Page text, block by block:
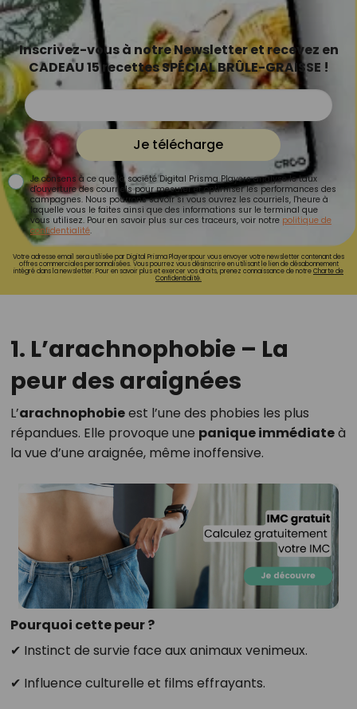
Inscrivez-vous à notre Newsletter et recevez en
CADEAU 15 recettes SPÉCIAL BRÛLE-GRAISSE !
Je télécharge
Je consens à ce que la société Digital Prisma Players analyse le taux
d'ouverture des courriels pour mesurer et optimiser les performances des
campagnes. Nous pourrons savoir si vous ouvrez les courriels, l'heure à
laquelle vous le faites ainsi que des informations sur le terminal que
vous utilisez. Pour en savoir plus sur ces traceurs, voir notre politique de
confidentialité.
Votre adresse email sera utilisée par Digital Prisma Playerspour vous envoyer votre newsletter contenant des
offres commerciales personnalisées. Vous pourrez vous désinscrire en utilisant le lien de désabonnement
intégré dans la newsletter. Pour en savoir plus et exercer vos droits, prenez connaissance de notreCharte de
Confidentialité.
1. L’arachnophobie – La
peur des araignées
L’arachnophobieest l’une des phobies les plus
répandues. Elle provoque une panique immédiateà
la vue d’une araignée, même inoffensive.
Pourquoi cette peur ?
✔ Instinct de survie face aux animaux venimeux.
✔ Influence culturelle et films effrayants.